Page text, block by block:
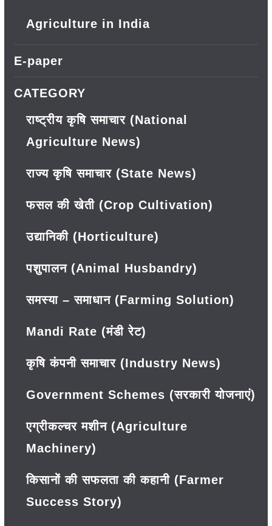
Agriculture in India
E-paper
CATEGORY
राष्ट्रीय कृषि समाचार (National
Agriculture News)
राज्य कृषि समाचार (State News)
फसल की खेती (Crop Cultivation)
उद्यानिकी (Horticulture)
पशुपालन (Animal Husbandry)
समस्या – समाधान (Farming Solution)
Mandi Rate (मंडी रेट)
कृषि कंपनी समाचार (Industry News)
Government Schemes (सरकारी योजनाएं)
एग्रीकल्चर मशीन (Agriculture
Machinery)
किसानों की सफलता की कहानी (Farmer
Success Story)